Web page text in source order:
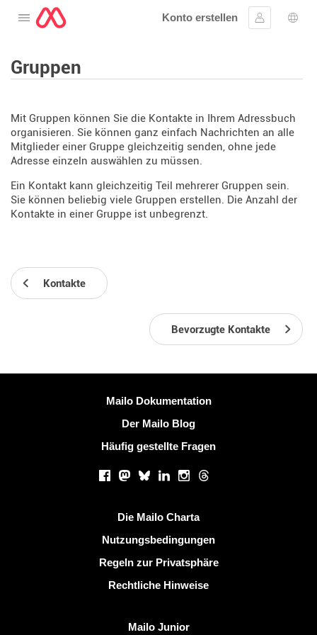
Öffnen Sie das Menü
Konto erstellen
Anmelden
Gruppen
Mit Gruppen können Sie die Kontakte in Ihrem Adressbuch
organisieren. Sie können ganz einfach Nachrichten an alle
Mitglieder einer Gruppe gleichzeitig senden, ohne jede
Adresse einzeln auswählen zu müssen.
Ein Kontakt kann gleichzeitig Teil mehrerer Gruppen sein.
Sie können beliebig viele Gruppen erstellen. Die Anzahl der
Kontakte in einer Gruppe ist unbegrenzt.
Kontakte
Bevorzugte Kontakte
Weitere InformationMailo Dokumentation
Der Mailo Blog
Häufig gestellte Fragen
Facebook
Mastodon
BlueskyLinkedInInstagram
Threads
Die Mailo Charta
Nutzungsbedingungen
Regeln zur Privatsphäre
Rechtliche Hinweise
Mailo Junior